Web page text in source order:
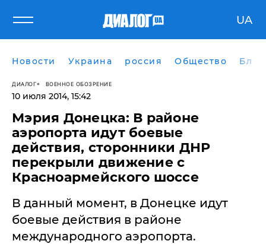
UA
Новости Украина россия Общество
ДИАЛОГ ВОЕННОЕ ОБОЗРЕНИЕ
10 июля 2014, 15:42
Мэрия Донецка: В районе
аэропорта идут боевые
действия, сторонники ДНР
перекрыли движение с
Красноармейского шоссе
В данный момент, в Донецке идут
боевые действия в районе
международного аэропорта.